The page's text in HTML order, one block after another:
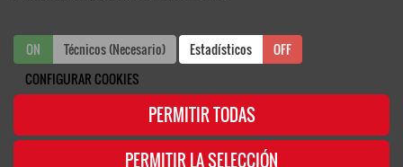
reunionesdeinvierno.separ@viajeseci.es
Tel.: +34 91 330 07 25
Web 34 Reunión de Invierno - 2025
ON Técnicos (Necesario) OFF
ON Estadísticos
OFF
CONFIGURAR COOKIES
PERMITIR TODAS
PERMITIR LA SELECCIÓN